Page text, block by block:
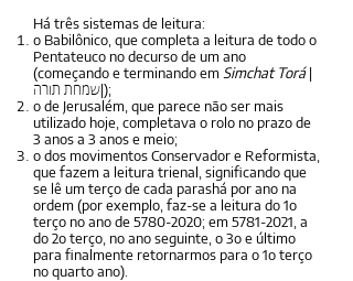
Há três sistemas de leitura:
o Babilônico, que completa a leitura de todo o
Pentateuco no decurso de um ano
(começando e terminando em Simchat Torá|
שמחת תורה|);
o de Jerusalém, que parece não ser mais
utilizado hoje, completava o rolo no prazo de
3 anos a 3 anos e meio;
o dos movimentos Conservador e Reformista,
que fazem a leitura trienal, significando que
se lê um terço de cada parashá por ano na
ordem (por exemplo, faz-se a leitura do 1o
terço no ano de5780-2020; em5781-2021 , a
do 2o terço, no ano seguinte, o 3o e último
para finalmente retornarmos para o 1o terço
no quarto ano).